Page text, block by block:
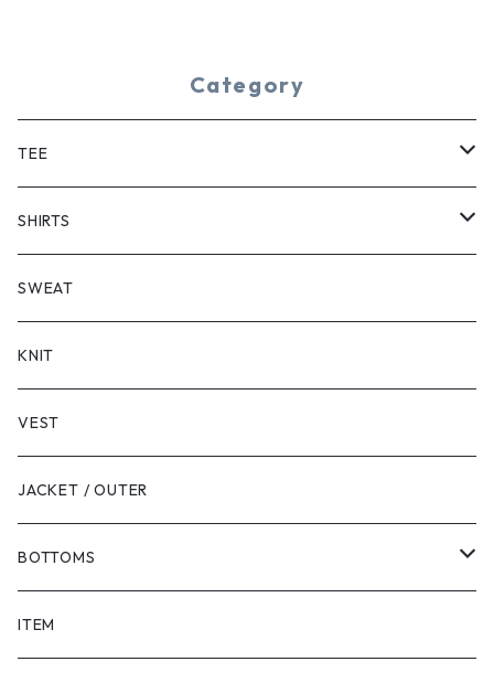
Category
TEE
SHORT SLEEVE
LONG SLEEVE
SHIRTS
SHORT SLEEVE
LONG SLEEVE
SWEAT
KNIT
VEST
JACKET / OUTER
BOTTOMS
SHORTS
ITEM